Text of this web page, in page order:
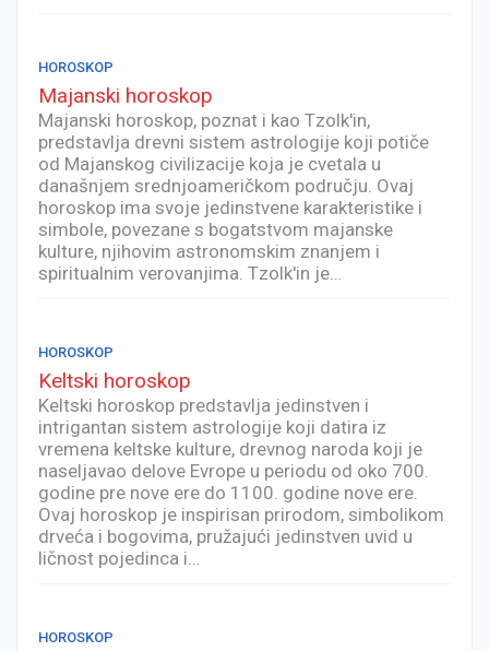
HOROSKOP
Majanski horoskop
Majanski horoskop, poznat i kao Tzolk'in,
predstavlja drevni sistem astrologije koji potiče
od Majanskog civilizacije koja je cvetala u
današnjem srednjoameričkom području. Ovaj
horoskop ima svoje jedinstvene karakteristike i
simbole, povezane s bogatstvom majanske
kulture, njihovim astronomskim znanjem i
spiritualnim verovanjima. Tzolk'in je…
HOROSKOP
Keltski horoskop
Keltski horoskop predstavlja jedinstven i
intrigantan sistem astrologije koji datira iz
vremena keltske kulture, drevnog naroda koji je
naseljavao delove Evrope u periodu od oko 700.
godine pre nove ere do 1100. godine nove ere.
Ovaj horoskop je inspirisan prirodom, simbolikom
drveća i bogovima, pružajući jedinstven uvid u
ličnost pojedinca i…
HOROSKOP